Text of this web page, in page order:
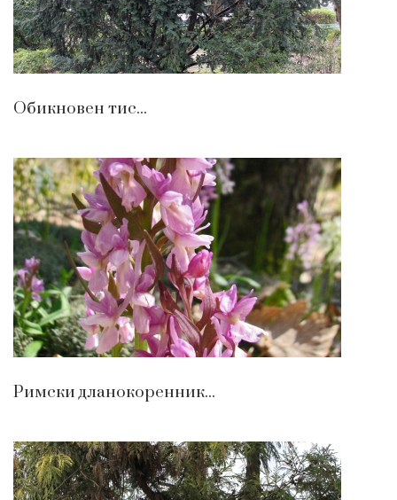
Обикновен тис...
Римски дланокоренник...